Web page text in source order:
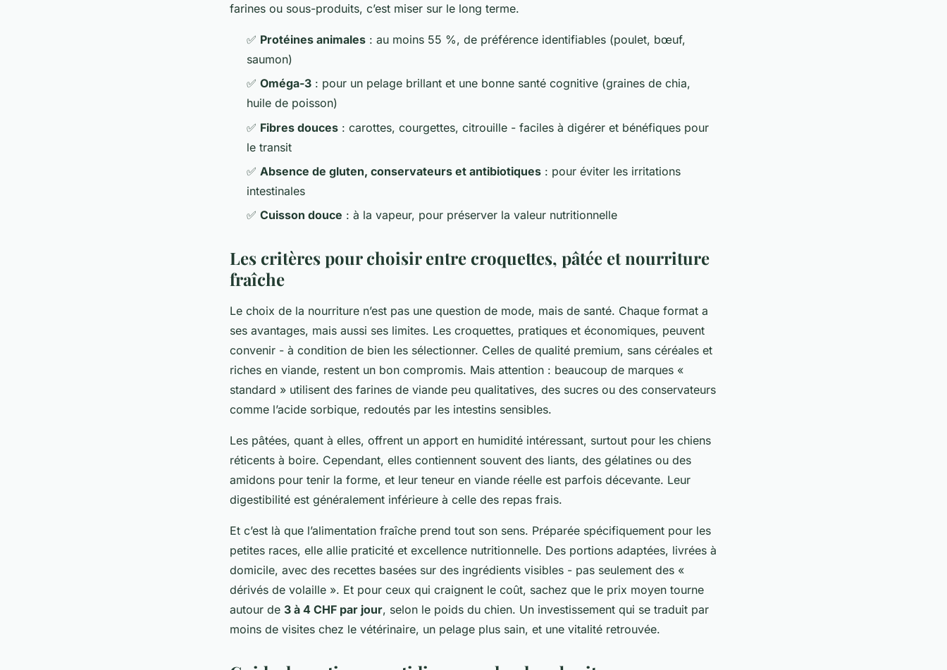
farines ou sous-produits, c’est miser sur le long terme.
✅ Protéines animales : au moins 55 %, de préférence identifiables (poulet, bœuf,
saumon)
✅ Oméga-3 : pour un pelage brillant et une bonne santé cognitive (graines de chia,
huile de poisson)
✅ Fibres douces : carottes, courgettes, citrouille - faciles à digérer et bénéfiques pour
le transit
✅ Absence de gluten, conservateurs et antibiotiques : pour éviter les irritations
intestinales
✅ Cuisson douce : à la vapeur, pour préserver la valeur nutritionnelle
Les critères pour choisir entre croquettes, pâtée et nourriture
fraîche
Le choix de la nourriture n’est pas une question de mode, mais de santé. Chaque format a
ses avantages, mais aussi ses limites. Les croquettes, pratiques et économiques, peuvent
convenir - à condition de bien les sélectionner. Celles de qualité premium, sans céréales et
riches en viande, restent un bon compromis. Mais attention : beaucoup de marques «
standard » utilisent des farines de viande peu qualitatives, des sucres ou des conservateurs
comme l’acide sorbique, redoutés par les intestins sensibles.
Les pâtées, quant à elles, offrent un apport en humidité intéressant, surtout pour les chiens
réticents à boire. Cependant, elles contiennent souvent des liants, des gélatines ou des
amidons pour tenir la forme, et leur teneur en viande réelle est parfois décevante. Leur
digestibilité est généralement inférieure à celle des repas frais.
Et c’est là que l’alimentation fraîche prend tout son sens. Préparée spécifiquement pour les
petites races, elle allie praticité et excellence nutritionnelle. Des portions adaptées, livrées à
domicile, avec des recettes basées sur des ingrédients visibles - pas seulement des «
dérivés de volaille ». Et pour ceux qui craignent le coût, sachez que le prix moyen tourne
autour de 3 à 4 CHF par jour, selon le poids du chien. Un investissement qui se traduit par
moins de visites chez le vétérinaire, un pelage plus sain, et une vitalité retrouvée.